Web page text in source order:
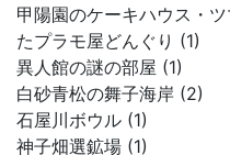
甲陽園のケーキハウス・
たプラモ屋どんぐり (1)
異人館の謎の部屋 (1)
白砂青松の舞子海岸 (2)
石屋川ボウル (1)
神子畑選鉱場 (1)